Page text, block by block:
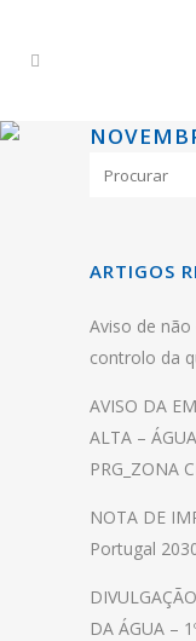
ARTIGOS
Aviso de
controlo da
AVISO DA
ALTA –
PRG_ZONA
NOTA DE
Portugal
DA ÁGUA –